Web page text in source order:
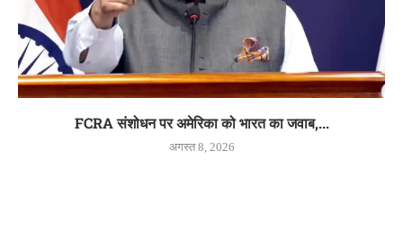
FCRA संशोधन पर अमेरिका को भारत का जवाब,...
अगस्त 8, 2026